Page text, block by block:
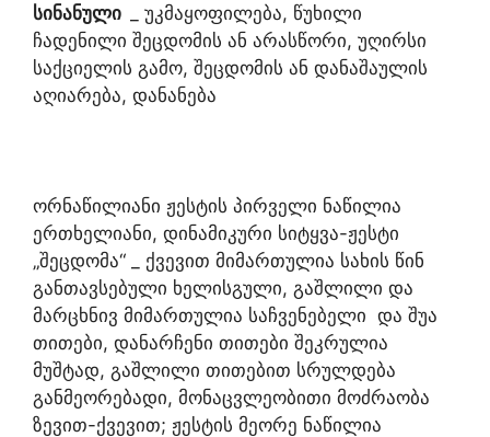
სინანული
_ უკმაყოფილება, წუხილი
ჩადენილი შეცდომის ან არასწორი, უღირსი
საქციელის გამო, შეცდომის ან დანაშაულის
აღიარება, დანანება
ორნაწილიანი ჟესტის პირველი ნაწილია
ერთხელიანი, დინამიკური სიტყვა-ჟესტი
„შეცდომა“ _ ქვევით მიმართულია სახის წინ
განთავსებული ხელისგული, გაშლილი და
მარცხნივ მიმართულია საჩვენებელი და შუა
თითები, დანარჩენი თითები შეკრულია
მუშტად, გაშლილი თითებით სრულდება
განმეორებადი, მონაცვლეობითი მოძრაობა
ზევით-ქვევით; ჟესტის მეორე ნაწილია